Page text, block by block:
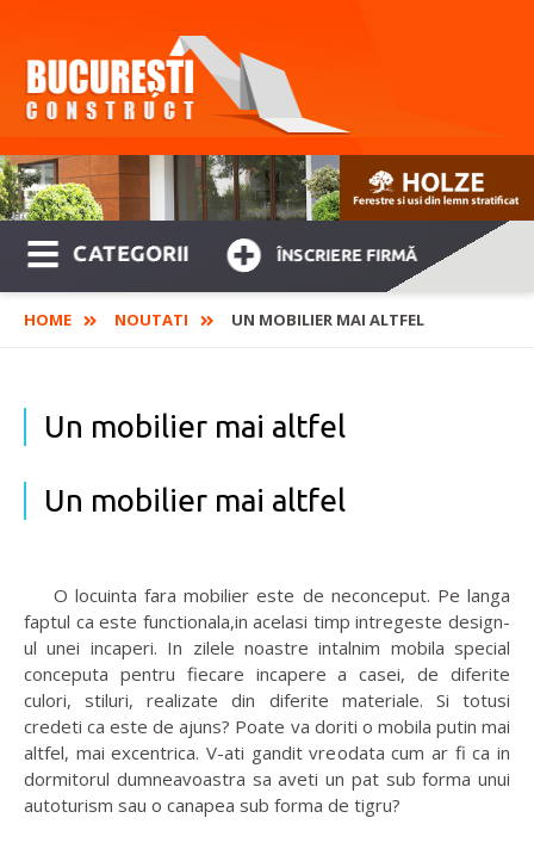
CATEGORII ÎNSCRIERE FIRMĂ
HOME NOUTATI UN MOBILIER MAI ALTFEL
Un mobilier mai altfel
Un mobilier mai altfel
O locuinta fara mobilier este de neconceput. Pe langa
faptul ca este functionala,in acelasi timp intregeste design-
ul unei incaperi. In zilele noastre intalnim mobila special
conceputa pentru fiecare incapere a casei, de diferite
culori, stiluri, realizate din diferite materiale. Si totusi
credeti ca este de ajuns? Poate va doriti o mobila putin mai
altfel, mai excentrica. V-ati gandit vreodata cum ar fi ca in
dormitorul dumneavoastra sa aveti un pat sub forma unui
autoturism sau o canapea sub forma de tigru?